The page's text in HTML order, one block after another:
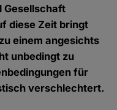
Gesellschaft
diese Zeit bringt
einem angesichts
unbedingt zu
für
verschlechtert.